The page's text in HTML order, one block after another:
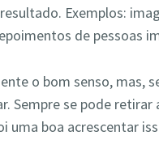
Exemplos:
de pessoas
o bom senso, mas,
Sempre se pode
uma boa acrescentar